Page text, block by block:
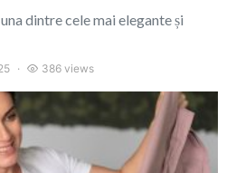
dintre cele mai elegante și
386 views